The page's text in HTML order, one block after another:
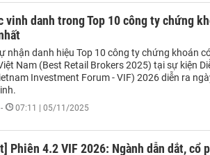
vinh danh trong Top 10 công ty chứng
nhận danh hiệu Top 10 công ty chứng khoán
Nam (Best Retail Brokers 2025) tại sự kiện
Investment Forum - VIF) 2026 diễn ra
- 07:11 | 05/11/2025
Phiên 4.2 VIF 2026: Ngành dẫn dắt, cổ